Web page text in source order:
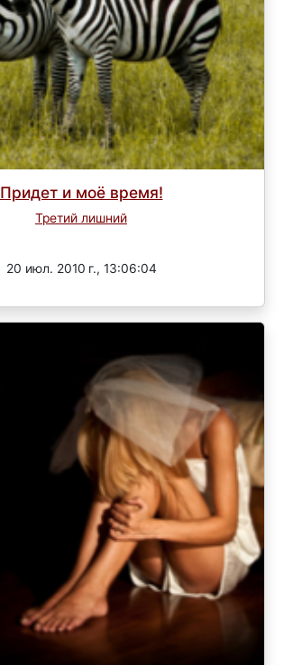
Придет и моё время!
Третий лишний
20 июл. 2010 г., 13:06:04